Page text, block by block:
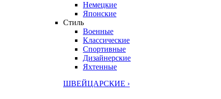
Немецкие
Японские
Стиль
Военные
Классические
Спортивные
Дизайнерские
Яхтенные
ШВЕЙЦАРСКИЕ ›